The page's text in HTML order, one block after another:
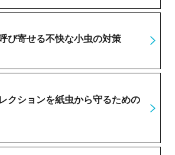
び寄せる不快な小虫の対策
クションを紙虫から守るための